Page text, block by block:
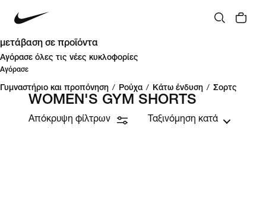
μετάβαση σε προϊόντα
Αγόρασε όλες τις νέες κυκλοφορίες
Αγόρασε
Γυμναστήριο και προπόνηση / Ρούχα / Κάτω ένδυση / Σορτς
WOMEN'S GYM SHORTS
Απόκρυψη φίλτρων Ταξινόμηση κατά